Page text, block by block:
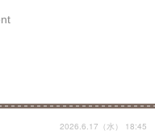
談会
2026.6.17（水） 18:45